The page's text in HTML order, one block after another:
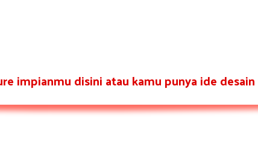
impianmu disini atau kamu punya ide